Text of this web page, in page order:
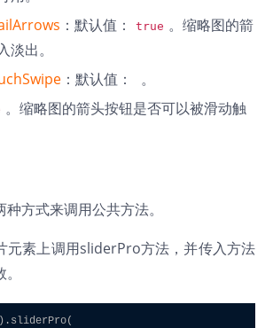
：默认值： true 。缩略图的箭
淡出。
：默认值：
。
。缩略图的箭头按钮是否可以被滑动触
方式来调用公共方法。
元素上调用sliderPro方法，并传入方法